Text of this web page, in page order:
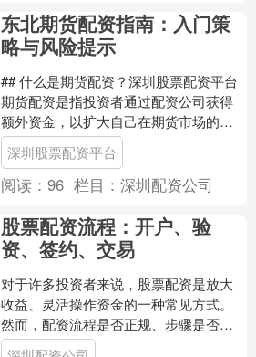
东北期货配资指南：入门策
略与风险提示
## 什么是期货配资？深圳股票配资平台
期货配资是指投资者通过配资公司获得
额外资金，以扩大自己在期货市场的交
易规模。在东北地区，随着投资者对期
货市场关注度的提升....
深圳股票配资平台
阅读：96 栏目：深圳配资公司
股票配资流程：开户、验
资、签约、交易
对于许多投资者来说，股票配资是放大
收益、灵活操作资金的一种常见方式。
然而，配资流程是否正规、步骤是否清
晰，直接关系到资金安全和投资体验。